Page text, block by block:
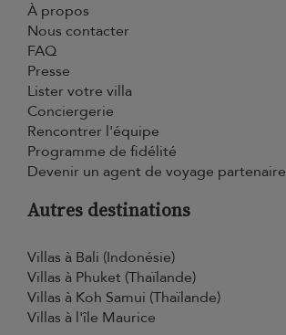
À propos
Nous contacter
FAQ
Presse
Lister votre villa
Conciergerie
Rencontrer l'équipe
Programme de fidélité
Devenir un agent de voyage partenaire
Autres destinations
Villas à Bali (Indonésie)
Villas à Phuket (Thaïlande)
Villas à Koh Samui (Thaïlande)
Villas à l'île Maurice